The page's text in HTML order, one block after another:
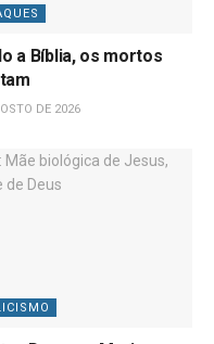
a Bíblia, os mortos
DE 2026